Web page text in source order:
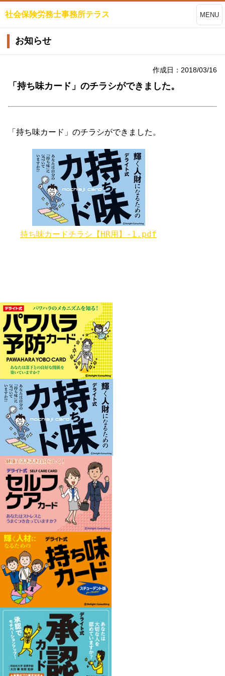
社会保険労務士事務所テラス MENU
お知らせ
作成日：2018/03/16
「持ち味カード」のチラシができました。
「持ち味カード」のチラシができました。
持ち味カードチラシ【HR用】-1.pdf